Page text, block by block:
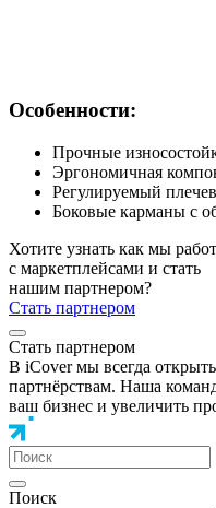
Особенности:
Прочные
Эргономичная
Регулируемый
Боковые карманы с
Хотите узнать как мы
с маркетплейсами и стать
нашим партнером?
Стать партнером
Стать партнером
В iCover мы всегда
партнёрствам. Наша
ваш бизнес и увеличить
Поиск